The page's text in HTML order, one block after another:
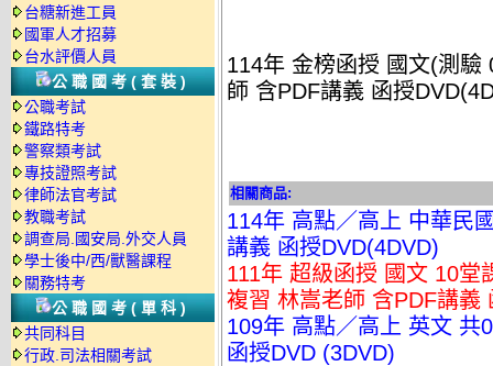
台糖新進工員
國軍人才招募
台水評價人員
公職國考(套裝)
公職考試
鐵路特考
警察類考試
專技證照考試
律師法官考試
教職考試
調查局.國安局.外交人員
學士後中/西/獸醫課程
關務特考
公職國考(單科)
共同科目
行政.司法相關考試
114年 金榜函授 國文(測
師 含PDF講義 函授
相關商品:
114年 高點／高上 中華民
講義 函授DVD(4DVD)
111年 超級函授 國文 10
複習 林嵩老師 含PDF講義
109年 高點／高上 英文 共
函授DVD (3DVD)